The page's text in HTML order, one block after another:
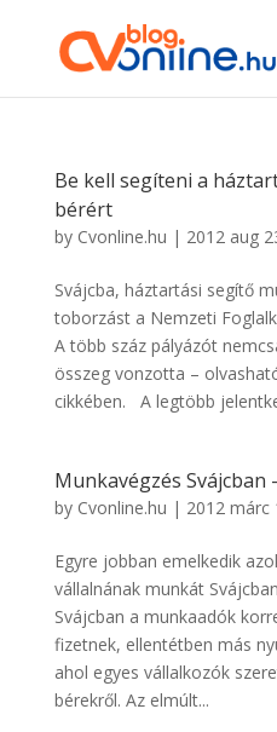
Be kell segíteni a
bérért
by Cvonline.hu | 2012 aug
Svájcba, háztartási segítő
toborzást a Nemzeti
A több száz pályázót
összeg vonzotta –
cikkében. A legtöbb
Munkavégzés Svájcban
by Cvonline.hu | 2012 márc
Egyre jobban emelkedik
vállalnának munkát
Svájcban a munkaadók
fizetnek, ellentétben más
ahol egyes vállalkozók
bérekről. Az elmúlt...